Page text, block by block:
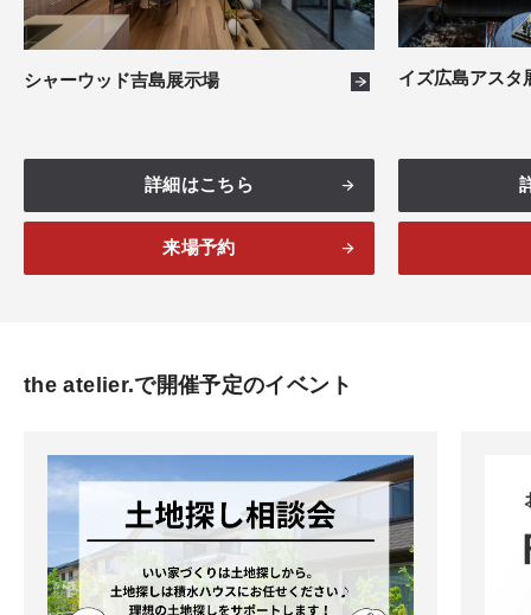
シャーウッド吉島展示場
詳細はこちら
来場予約
イズ広島アスタ
the atelier.で開催予定のイベント